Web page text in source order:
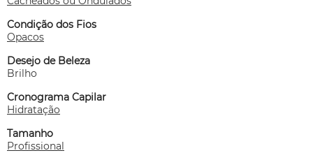
Condição dos Fios
Opacos
Desejo de Beleza
Brilho
Cronograma Capilar
Hidratação
Tamanho
Profissional